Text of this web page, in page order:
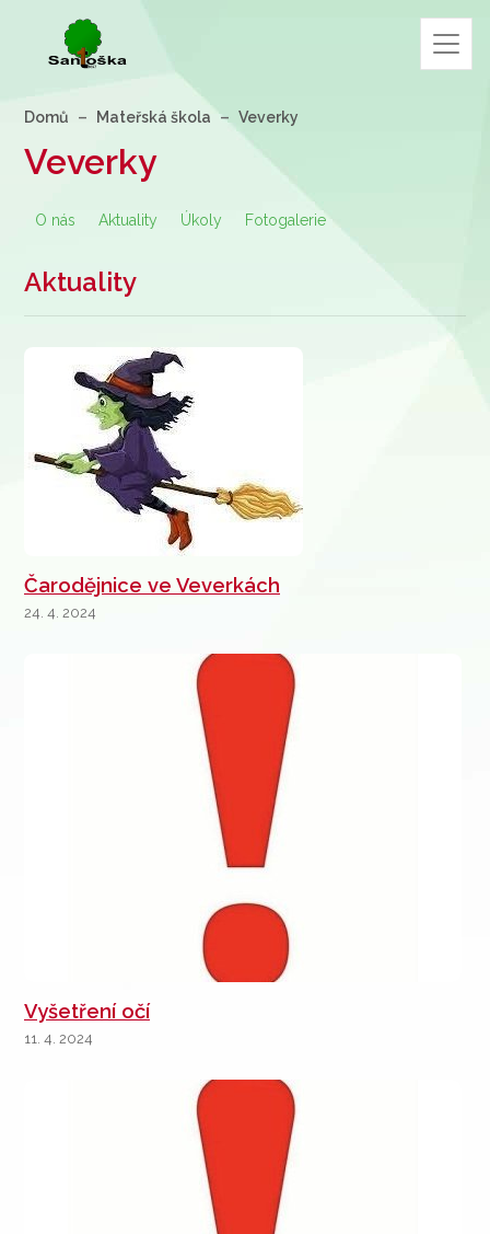
Domů Mateřská škola Veverky
Veverky
O nás Aktuality Úkoly Fotogalerie
Aktuality
Čarodějnice ve Veverkách
24. 4. 2024
Vyšetření očí
11. 4. 2024